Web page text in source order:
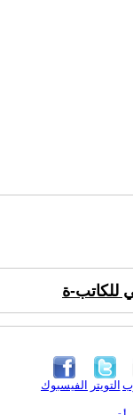
للكاتب-ة
الفيسبوك التويتر